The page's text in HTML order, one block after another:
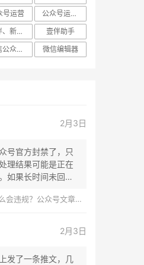
号运营
公众号运营，公众号编辑器
壹伴、新媒体运营
壹伴助手
微信公众号，样式模板、公众号样式 微信编辑器
2月3日
号官方封禁了，只
理结果可能是正在
如果长时间未回
公众号文章怎么检测是否违规？
2月3日
发了一条推文，几